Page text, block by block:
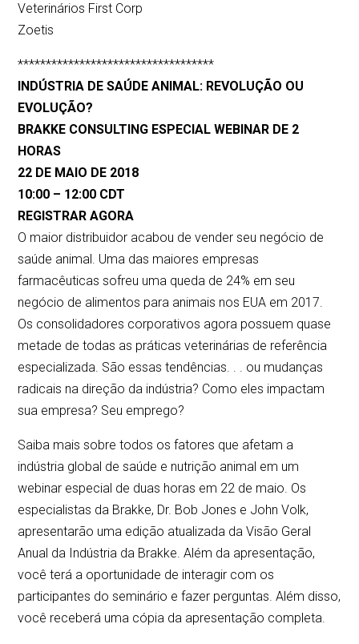
Veterinários First Corp
Zoetis
***********************************
INDÚSTRIA DE SAÚDE ANIMAL: REVOLUÇÃO OU
EVOLUÇÃO?
BRAKKE CONSULTING ESPECIAL WEBINAR DE 2
HORAS
22 DE MAIO DE 2018
10:00 – 12:00 CDT
REGISTRAR AGORA
O maior distribuidor acabou de vender seu negócio de
saúde animal. Uma das maiores empresas
farmacêuticas sofreu uma queda de 24% em seu
negócio de alimentos para animais nos EUA em 2017.
Os consolidadores corporativos agora possuem quase
metade de todas as práticas veterinárias de referência
especializada. São essas tendências. . . ou mudanças
radicais na direção da indústria? Como eles impactam
sua empresa? Seu emprego?
Saiba mais sobre todos os fatores que afetam a
indústria global de saúde e nutrição animal em um
webinar especial de duas horas em 22 de maio. Os
especialistas da Brakke, Dr. Bob Jones e John Volk,
apresentarão uma edição atualizada da Visão Geral
Anual da Indústria da Brakke. Além da apresentação,
você terá a oportunidade de interagir com os
participantes do seminário e fazer perguntas. Além disso,
você receberá uma cópia da apresentação completa.